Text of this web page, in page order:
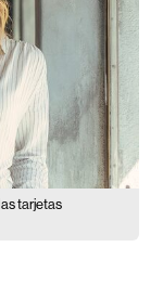
tarjetas